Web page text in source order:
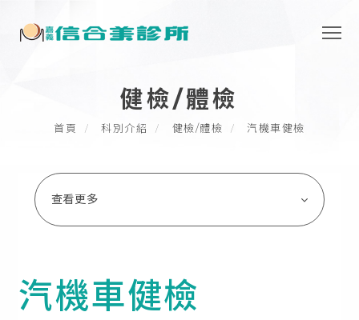
健檢/體檢
首頁 科別介紹 健檢/體檢 汽機車健檢
查看更多
汽機車健檢